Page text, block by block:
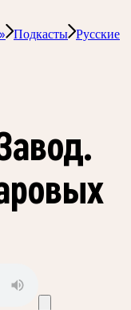
Подкасты Русские